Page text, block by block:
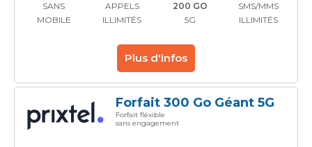
SANS
MOBILE
APPELS
ILLIMITÉS
200 GO
5G
SMS/MMS
ILLIMITÉS
Plus d'infos
Forfait 300 Go Géant 5G
Forfait fléxible
sans engagement